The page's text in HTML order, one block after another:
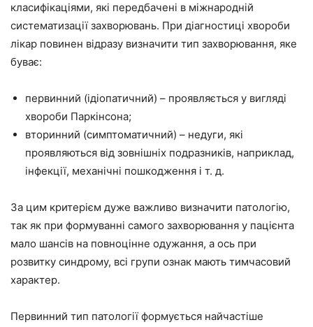
класифікаціями, які передбачені в міжнародній
систематизації захворювань. При діагностиці хвороби
лікар повинен відразу визначити тип захворювання, яке
буває:
первинний (ідіопатичний) – проявляється у вигляді
хвороби Паркінсона;
вторинний (симптоматичний) – недуги, які
проявляються від зовнішніх подразників, наприклад,
інфекції, механічні пошкодження і т. д.
За цим критерієм дуже важливо визначити патологію,
так як при формуванні самого захворювання у пацієнта
мало шансів на повноцінне одужання, а ось при
розвитку синдрому, всі групи ознак мають тимчасовий
характер.
Первинний тип патології формується найчастіше